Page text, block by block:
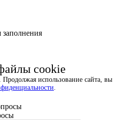
заполнения
cookie
использование сайта, вы